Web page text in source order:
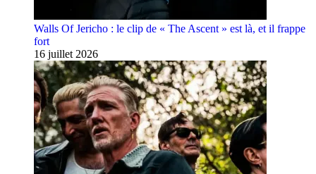
Walls Of Jericho : le clip de « The Ascent » est là, et il frappe
fort
16 juillet 2026